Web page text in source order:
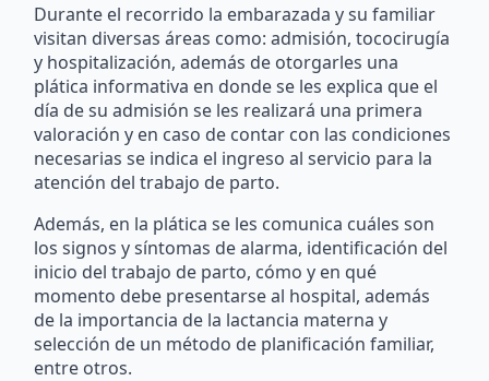
Durante el recorrido la embarazada y su familiar
visitan diversas áreas como: admisión, tococirugía
y hospitalización, además de otorgarles una
plática informativa en donde se les explica que el
día de su admisión se les realizará una primera
valoración y en caso de contar con las condiciones
necesarias se indica el ingreso al servicio para la
atención del trabajo de parto.
Además, en la plática se les comunica cuáles son
los signos y síntomas de alarma, identificación del
inicio del trabajo de parto, cómo y en qué
momento debe presentarse al hospital, además
de la importancia de la lactancia materna y
selección de un método de planificación familiar,
entre otros.